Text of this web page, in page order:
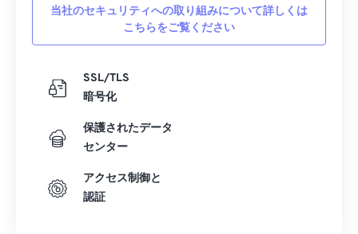
当社のセキュリティへの取り組みについて詳しくは
こちらをご覧ください
SSL/TLS
暗号化
保護されたデータ
センター
アクセス制御と
認証